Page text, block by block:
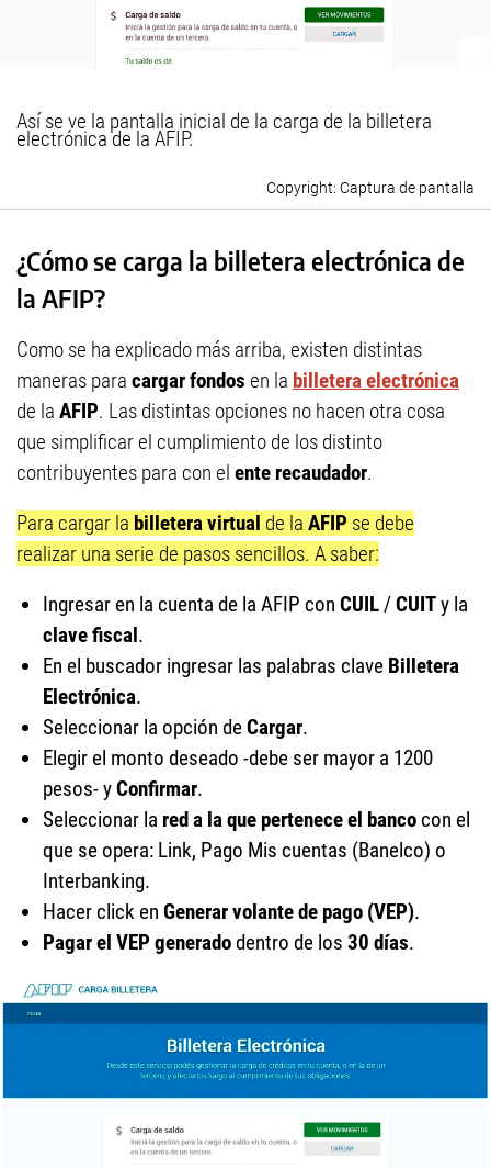
Así se ve la pantalla inicial de la carga de la billetera
electrónica de la AFIP.
Captura de pantalla
¿Cómo se carga la billetera electrónica de
la AFIP?
Como se ha explicado más arriba, existen distintas
maneras para cargar fondos en la billetera electrónica
de la AFIP. Las distintas opciones no hacen otra cosa
que simplificar el cumplimiento de los distinto
contribuyentes para con el ente recaudador.
Para cargar la billetera virtual de la AFIP se debe
realizar una serie de pasos sencillos. A saber:
Ingresar en la cuenta de la AFIP con CUIL/CUITy la
clave fiscal.
En el buscador ingresar las palabras clave Billetera
Electrónica.
Seleccionar la opción deCargar.
Elegir el monto deseado -debe ser mayor a 1200
pesos- yConfirmar.
Seleccionar la red a la que pertenece el bancocon el
que se opera: Link, Pago Mis cuentas (Banelco) o
Interbanking.
Hacer click en Generar volante de pago (VEP).
Pagar el VEP generadodentro de los 30 días.